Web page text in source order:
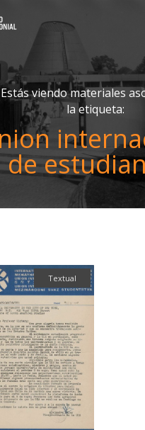
Estás viendo materiales
la etiqueta:
de
Textual